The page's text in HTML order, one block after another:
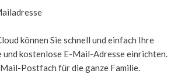
können Sie schnell und einfach Ihre
und kostenlose E-Mail-Adresse einrichten.
Postfach für die ganze Familie.